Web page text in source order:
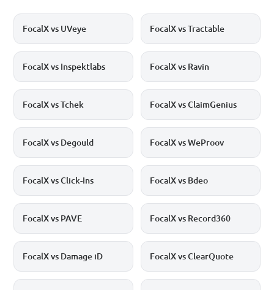
FocalX vs UVeye FocalX vs Tractable
FocalX vs Inspektlabs FocalX vs Ravin
FocalX vs Tchek FocalX vs ClaimGenius
FocalX vs Degould FocalX vs WeProov
FocalX vs Click-Ins FocalX vs Bdeo
FocalX vs PAVE FocalX vs Record360
FocalX vs Damage iD FocalX vs ClearQuote